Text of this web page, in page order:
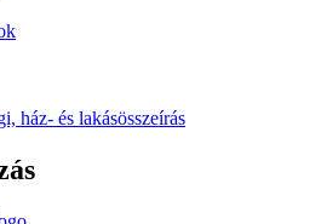
ház- és lakásösszeírás